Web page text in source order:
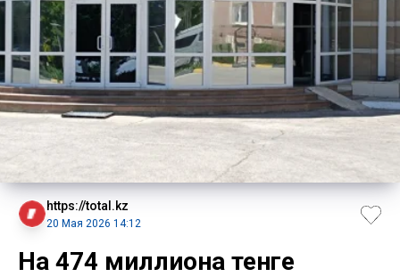
https://total.kz
20 Мая 2026 14:12
На 474 миллиона тенге